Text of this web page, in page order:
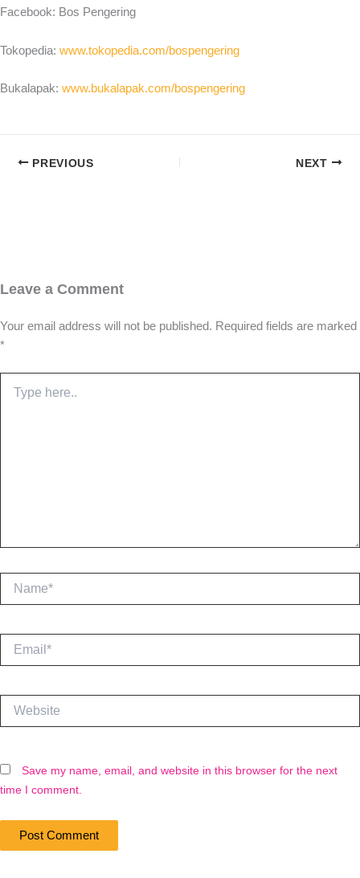
Facebook: Bos Pengering
Tokopedia: www.tokopedia.com/bospengering
Bukalapak: www.bukalapak.com/bospengering
PREVIOUS NEXT
Leave a Comment
Your email address will not be published. Required fields are marked
*
here..
Name*
Save my name, email, and website in this browser for the next
time I comment.